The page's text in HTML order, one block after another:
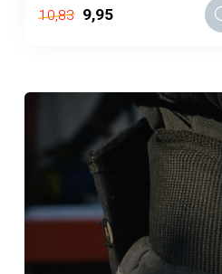
10,83 9,95